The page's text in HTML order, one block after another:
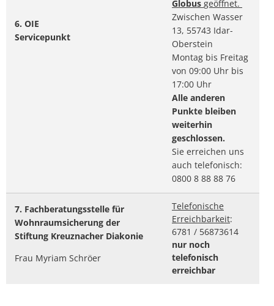
6. OIE
Servicepunkt
Globus geöffnet.
Zwischen Wasser
13, 55743 Idar-
Oberstein
Montag bis Freitag
von 09:00 Uhr bis
17:00 Uhr
Alle anderen
Punkte bleiben
weiterhin
geschlossen.
Sie erreichen uns
auch telefonisch:
0800 8 88 88 76
7. Fachberatungsstelle für
Wohnraumsicherung der
Stiftung Kreuznacher Diakonie
Frau Myriam Schröer
Telefonische
Erreichbarkeit:
6781 / 56873614
nur noch
telefonisch
erreichbar